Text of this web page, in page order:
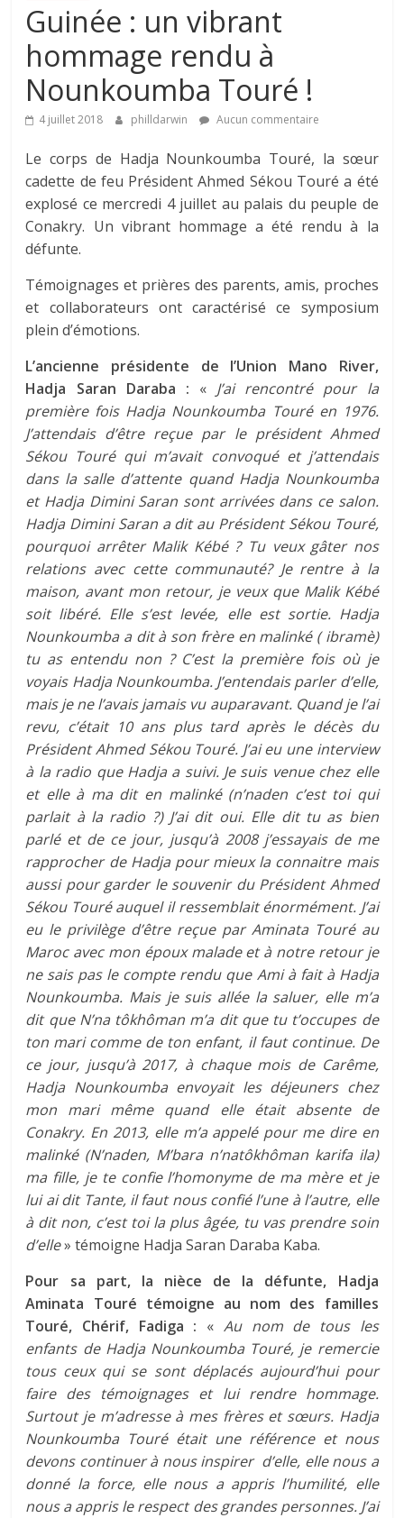
Guinée : un vibrant
hommage rendu à
Nounkoumba Touré !
4 juillet 2018 philldarwin Aucun commentaire
Le corps de Hadja Nounkoumba Touré, la sœur
cadette de feu Président Ahmed Sékou Touré a été
explosé ce mercredi 4 juillet au palais du peuple de
Conakry. Un vibrant hommage a été rendu à la
défunte.
Témoignages et prières des parents, amis, proches
et collaborateurs ont caractérisé ce symposium
plein d’émotions.
L’ancienne présidente de l’Union Mano River,
Hadja Saran Daraba : « J’ai rencontré pour la
première fois Hadja Nounkoumba Touré en 1976.
J’attendais d’être reçue par le président Ahmed
Sékou Touré qui m’avait convoqué et j’attendais
dans la salle d’attente quand Hadja Nounkoumba
et Hadja Dimini Saran sont arrivées dans ce salon.
Hadja Dimini Saran a dit au Président Sékou Touré,
pourquoi arrêter Malik Kébé ? Tu veux gâter nos
relations avec cette communauté? Je rentre à la
maison, avant mon retour, je veux que Malik Kébé
soit libéré. Elle s’est levée, elle est sortie. Hadja
Nounkoumba a dit à son frère en malinké ( ibramè)
tu as entendu non ? C’est la première fois où je
voyais Hadja Nounkoumba. J’entendais parler d’elle,
mais je ne l’avais jamais vu auparavant. Quand je l’ai
revu, c’était 10 ans plus tard après le décès du
Président Ahmed Sékou Touré. J’ai eu une interview
à la radio que Hadja a suivi. Je suis venue chez elle
et elle à ma dit en malinké (n’naden c’est toi qui
parlait à la radio ?) J’ai dit oui. Elle dit tu as bien
parlé et de ce jour, jusqu’à 2008 j’essayais de me
rapprocher de Hadja pour mieux la connaitre mais
aussi pour garder le souvenir du Président Ahmed
Sékou Touré auquel il ressemblait énormément. J’ai
eu le privilège d’être reçue par Aminata Touré au
Maroc avec mon époux malade et à notre retour je
ne sais pas le compte rendu que Ami à fait à Hadja
Nounkoumba. Mais je suis allée la saluer, elle m’a
dit que N’na tôkhôman m’a dit que tu t’occupes de
ton mari comme de ton enfant, il faut continue. De
ce jour, jusqu’à 2017, à chaque mois de Carême,
Hadja Nounkoumba envoyait les déjeuners chez
mon mari même quand elle était absente de
Conakry. En 2013, elle m’a appelé pour me dire en
malinké (N’naden, M’bara n’natôkhôman karifa ila)
ma fille, je te confie l’homonyme de ma mère et je
lui ai dit Tante, il faut nous confié l’une à l’autre, elle
à dit non, c’est toi la plus âgée, tu vas prendre soin
d’elle» témoigne Hadja Saran Daraba Kaba.
Pour sa part, la nièce de la défunte, Hadja
Aminata Touré témoigne au nom des familles
Touré, Chérif, Fadiga : « Au nom de tous les
enfants de Hadja Nounkoumba Touré, je remercie
tous ceux qui se sont déplacés aujourd’hui pour
faire des témoignages et lui rendre hommage.
Surtout je m’adresse à mes frères et sœurs. Hadja
Nounkoumba Touré était une référence et nous
devons continuer à nous inspirer d’elle, elle nous a
donné la force, elle nous a appris l’humilité, elle
nous a appris le respect des grandes personnes. J’ai